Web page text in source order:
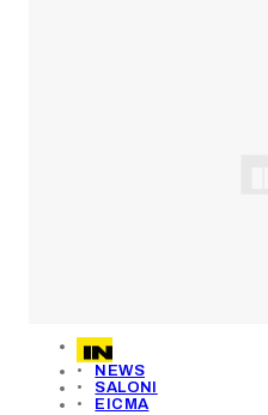
NEWS
SALONI
EICMA